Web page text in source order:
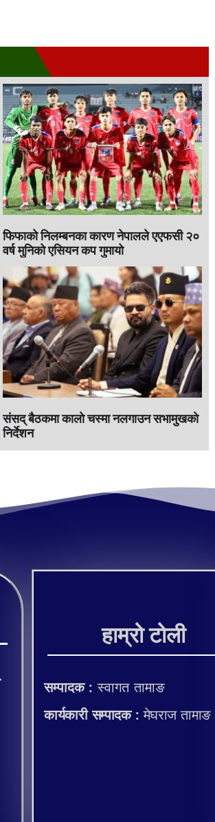
फिफाको निलम्बनका कारण नेपालले एएफसी २०
वर्ष मुनिको एसियन कप गुमायो
संसद् बैठकमा कालाे चस्मा नलगाउन सभामुखकाे
निर्देशन
हाम्रो टोली
सम्पादक :स्वागत तामाङ
कार्यकारी सम्पादक :मेघराज तामाङ